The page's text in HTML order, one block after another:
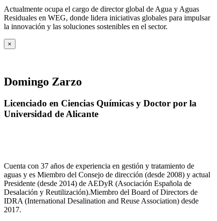
Actualmente ocupa el cargo de director global de Agua y Aguas
Residuales en WEG, donde lidera iniciativas globales para impulsar
la innovación y las soluciones sostenibles en el sector.
×
Domingo Zarzo
Licenciado en Ciencias Químicas y Doctor por la
Universidad de Alicante
Cuenta con 37 años de experiencia en gestión y tratamiento de
aguas y es Miembro del Consejo de dirección (desde 2008) y actual
Presidente (desde 2014) de AEDyR (Asociación Española de
Desalación y Reutilización).Miembro del Board of Directors de
IDRA (International Desalination and Reuse Association) desde
2017.